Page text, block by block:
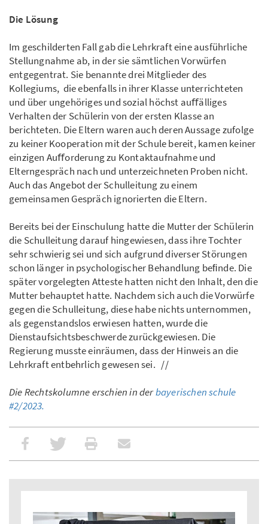
Die Lösung
Im geschilderten Fall gab die Lehrkraft eine ausführliche
Stellungnahme ab, in der sie sämtlichen Vorwürfen
entgegentrat. Sie benannte drei Mitglieder des
Kollegiums, die ebenfalls in ihrer Klasse unterrichteten
und über ungehöriges und sozial höchst auﬀälliges
Verhalten der Schülerin von der ersten Klasse an
berichteten. Die Eltern waren auch deren Aussage zufolge
zu keiner Kooperation mit der Schule bereit, kamen keiner
einzigen Auﬀorderung zu Kontaktaufnahme und
Elterngespräch nach und unterzeichneten Proben nicht.
Auch das Angebot der Schulleitung zu einem
gemeinsamen Gespräch ignorierten die Eltern.
Bereits bei der Einschulung hatte die Mutter der Schülerin
die Schulleitung darauf hingewiesen, dass ihre Tochter
sehr schwierig sei und sich aufgrund diverser Störungen
schon länger in psychologischer Behandlung beﬁnde. Die
später vorgelegten Atteste hatten nicht den Inhalt, den die
Mutter behauptet hatte. Nachdem sich auch die Vorwürfe
gegen die Schulleitung, diese habe nichts unternommen,
als gegenstandslos erwiesen hatten, wurde die
Dienstaufsichtsbeschwerde zurückgewiesen. Die
Regierung musste einräumen, dass der Hinweis an die
Lehrkraft entbehrlich gewesen sei. //
Die Rechtskolumne erschien in derbayerischen schule
#2/2023.